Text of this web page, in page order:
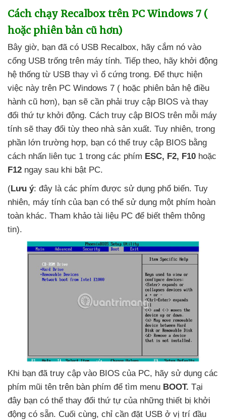
Cách chạy Recalbox trên PC Windows 7 (
hoặc phiên bản cũ hơn)
Bây giờ, bạn đã có USB Recalbox, hãy cắm nó vào
cổng USB trống trên máy tính. Tiếp theo, hãy khởi động
hệ thống từ USB thay vì ổ cứng trong. Để thực hiện
việc này trên PC Windows 7 ( hoặc phiên bản hệ điều
hành cũ hơn), bạn sẽ cần phải truy cập BIOS và thay
đổi thứ tự khởi động. Cách truy cập BIOS trên mỗi máy
tính sẽ thay đổi tùy theo nhà sản xuất. Tuy nhiên, trong
phần lớn trường hợp, bạn có thể truy cập BIOS bằng
cách nhấn liên tục 1 trong các phím ESC, F2, F10 hoặc
F12 ngay sau khi bật PC.
(Lưu ý: đây là các phím được sử dụng phổ biến. Tuy
nhiên, máy tính của bạn có thể sử dụng một phím hoàn
toàn khác. Tham khảo tài liệu PC để biết thêm thông
tin).
Khi bạn đã truy cập vào BIOS của PC, hãy sử dụng các
phím mũi tên trên bàn phím để tìm menu BOOT. Tại
đây bạn có thể thay đổi thứ tự của những thiết bị khởi
động có sẵn. Cuối cùng, chỉ cần đặt USB ở vị trí đầu